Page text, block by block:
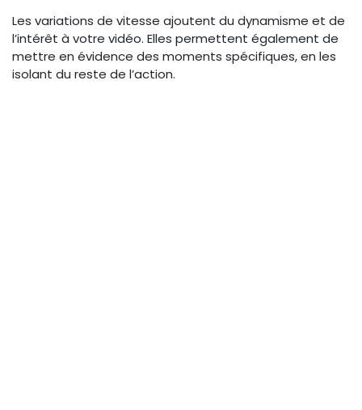
Les variations de vitesse ajoutent du dynamisme et de
l’intérêt à votre vidéo. Elles permettent également de
mettre en évidence des moments spécifiques, en les
isolant du reste de l’action.